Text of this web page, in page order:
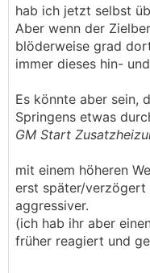
hab ich jetzt selbst
Aber wenn der
blöderweise grad
immer dieses hin-
Es könnte aber sein,
Springens etwas
GM Start
mit einem höheren
erst später/verzögert
aggressiver.
(ich hab ihr aber
früher reagiert und